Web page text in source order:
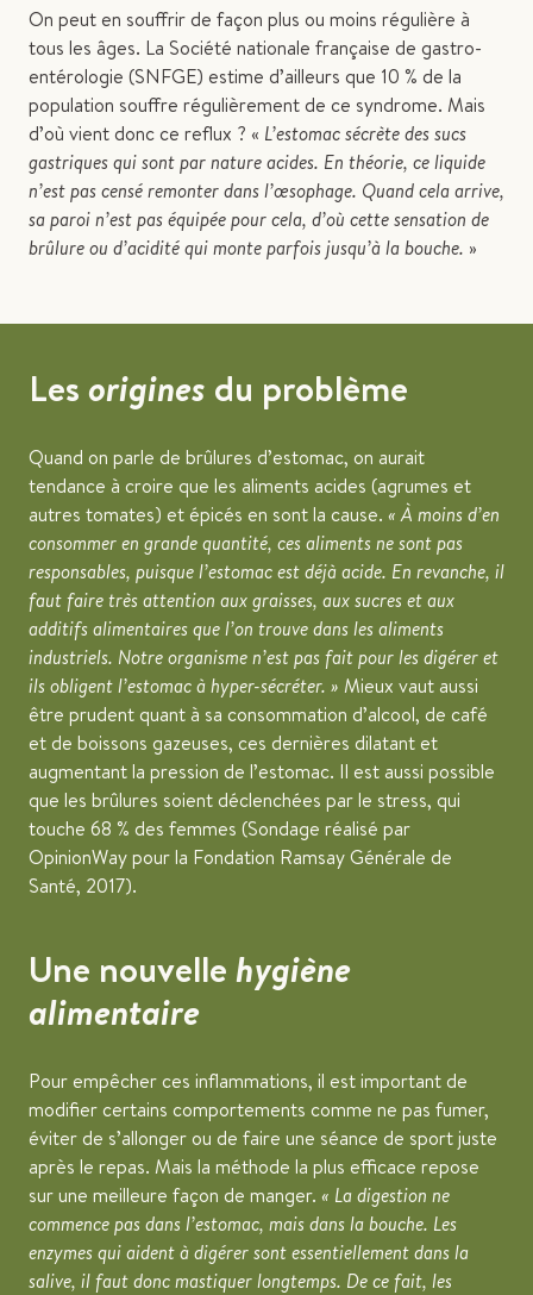
On peut en souffrir de façon plus ou moins régulière à
tous les âges. La Société nationale française de gastro-
entérologie (SNFGE) estime d’ailleurs que 10 % de la
population souffre régulièrement de ce syndrome. Mais
d’où vient donc ce reflux ? « L’estomac sécrète des sucs
gastriques qui sont par nature acides. En théorie, ce liquide
n’est pas censé remonter dans l’œsophage. Quand cela arrive,
sa paroi n’est pas équipée pour cela, d’où cette sensation de
brûlure ou d’acidité qui monte parfois jusqu’à la bouche. »
Les origines du problème
Quand on parle de brûlures d’estomac, on aurait
tendance à croire que les aliments acides (agrumes et
autres tomates) et épicés en sont la cause.
À moins d’en
consommer en grande quantité, ces aliments ne sont pas
responsables, puisque l’estomac est déjà acide. En revanche, il
faut faire très attention aux graisses, aux sucres et aux
additifs alimentaires que l’on trouve dans les aliments
industriels. Notre organisme n’est pas fait pour les digérer et
ils obligent l’estomac à hyper-sécréter.
Mieux vaut aussi
être prudent quant à sa consommation d’alcool, de café
et de boissons gazeuses, ces dernières dilatant et
augmentant la pression de l’estomac. Il est aussi possible
que les brûlures soient déclenchées par le stress, qui
touche 68 % des femmes (Sondage réalisé par
OpinionWay pour la Fondation Ramsay Générale de
Santé, 2017).
Une nouvellehygiène
alimentaire
Pour empêcher ces inflammations, il est important de
modifier certains comportements comme ne pas fumer,
éviter de s’allonger ou de faire une séance de sport juste
après le repas. Mais la méthode la plus efficace repose
sur une meilleure façon de manger.
La digestion ne
commence pas dans l’estomac, mais dans la bouche. Les
enzymes qui aident à digérer sont essentiellement dans la
salive, il faut donc mastiquer longtemps. De ce fait, les